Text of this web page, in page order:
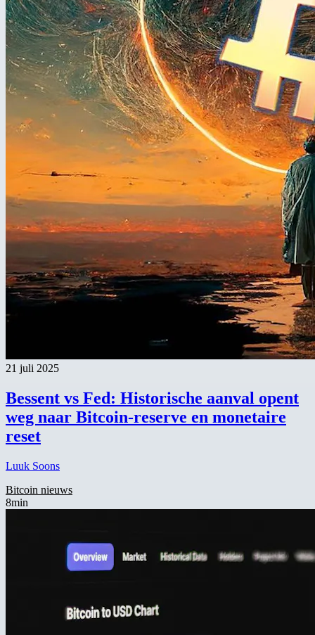
21 juli 2025
Bessent vs Fed: Historische aanval opent
weg naar Bitcoin-reserve en monetaire
reset
Luuk Soons
Bitcoin nieuws
8min